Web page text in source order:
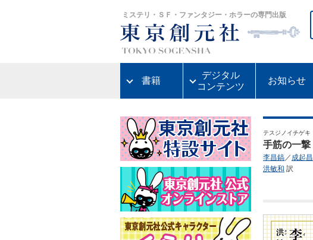
ミステリ・ＳＦ・ファンタジー・ホラーの専門出版
書籍
デジタル
コンテンツ
お知らせ
テスジノイチゲキ
手筋の一撃
李昌鎬／ 成起昌
洪敏和 訳